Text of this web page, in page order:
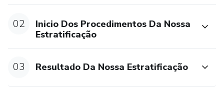
02
Inicio Dos Procedimentos Da Nossa
Estratificação
03 Resultado Da Nossa Estratificação